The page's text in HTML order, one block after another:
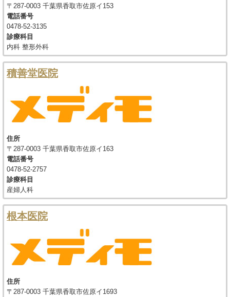
〒287-0003 千葉県香取市佐原イ153
電話番号
0478-52-3135
診療科目
内科 整形外科
積善堂医院
住所
〒287-0003 千葉県香取市佐原イ163
電話番号
0478-52-2757
診療科目
産婦人科
根本医院
住所
〒287-0003 千葉県香取市佐原イ1693